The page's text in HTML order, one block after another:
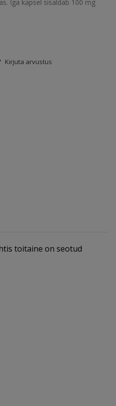
Iga kapsel sisaldab 100 mg
Kirjuta arvustus
toitaine on seotud